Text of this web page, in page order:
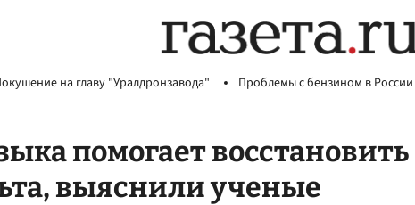
на главу "Уралдронзавода" Проблемы с бензином в России
помогает восстановить
выяснили ученые